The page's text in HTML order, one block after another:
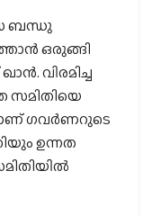
ബന്ധു
ഒരുങ്ങി
വിരമിച്ച
സമിതിയെ
ഗവര്‍ണറുടെ
ഉന്നത